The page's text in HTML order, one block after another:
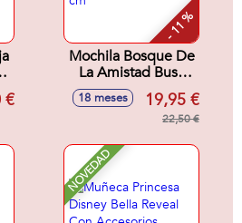
€
- 11 %
Mochila Bosque De
La Amistad Busy
Bea Fisher-Price
28x8x29 cm
18 meses 19,95 €
22,50 €
NOVEDAD